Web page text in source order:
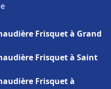
Frisquet à Grand
Frisquet à Saint
Frisquet à